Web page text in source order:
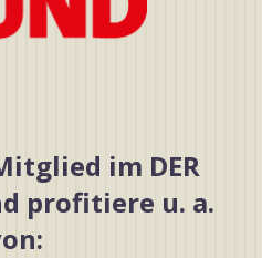
im DER
profitiere u. a.